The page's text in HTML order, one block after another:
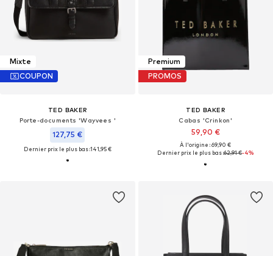
Mixte
COUPON
TED BAKER
Porte-documents 'Wayvees '
127,75 €
Dernier prix le plus bas :141,95 €
Premium
PROMOS
TED BAKER
Cabas 'Crinkon'
59,90 €
À l'origine : 69,90 €
Dernier prix le plus bas :62,91 €-4%